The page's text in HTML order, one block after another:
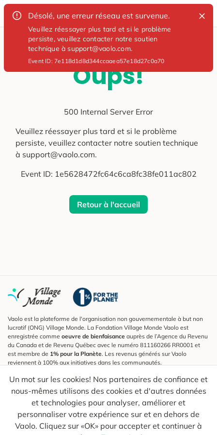
Désolé, une erreur réseau est survenue.
Veuillez réessayer plus tard et si le problème
persiste, veuillez contacter notre soutien
technique à support@vaolo.com.
Event ID: 7e118d1d8d344ccaaea57e18d27c0a70
Oups!
500 Internal Server Error
Veuillez réessayer plus tard et si le problème
persiste, veuillez contacter notre soutien technique
à support@vaolo.com.
Event ID: 1e5628472fc64c6ca8fc38fe011ac802
Retour à l'accueil
Un mot sur les cookies! Nos partenaires de confiance et
nous-mêmes utilisons des cookies et d'autres données
et technologies pour analyser, améliorer et
personnaliser votre expérience sur et en dehors de
Vaolo. Cliquez sur «OK» pour accepter et continuer à
Vaolo est la plateforme de l'organisation non gouvernementale à but non
lucratif (ONG) Village Monde. La Fondation Village Monde Vaolo est
enregistrée comme oeuvre de bienfaisance auprès de l’Agence du Revenu
du Canada et de Revenu Québec avec le numéro 811160266 RR0001 et
est membre de 1% pour la Planète. Les revenus générés sur Vaolo
reviennent à 100% aux initiatives dans les communautés.
S'inscrire à l'infolettre
Pour connaître les nouveautés, suivre nos explorateurs et recevoir des
astuces pour des voyages plus conscients.
Ton courriel Envoyer